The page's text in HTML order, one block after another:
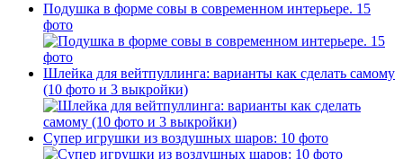
Подушка в форме совы в современном интерьере. 15
фото
Шлейка для вейтпуллинга: варианты как сделать самому
(10 фото и 3 выкройки)
Супер игрушки из воздушных шаров: 10 фото